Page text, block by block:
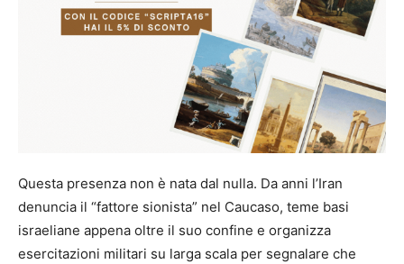
Questa presenza non è nata dal nulla. Da anni l’Iran
denuncia il “fattore sionista” nel Caucaso, teme basi
israeliane appena oltre il suo confine e organizza
esercitazioni militari su larga scala per segnalare che